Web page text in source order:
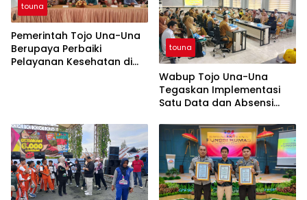
touna
Pemerintah Tojo Una-Una
Berupaya Perbaiki
Pelayanan Kesehatan di
touna
Wabup Tojo Una-Una
Tegaskan Implementasi
Satu Data dan Absensi
Transparansi Tak Bisa
Ditawar!